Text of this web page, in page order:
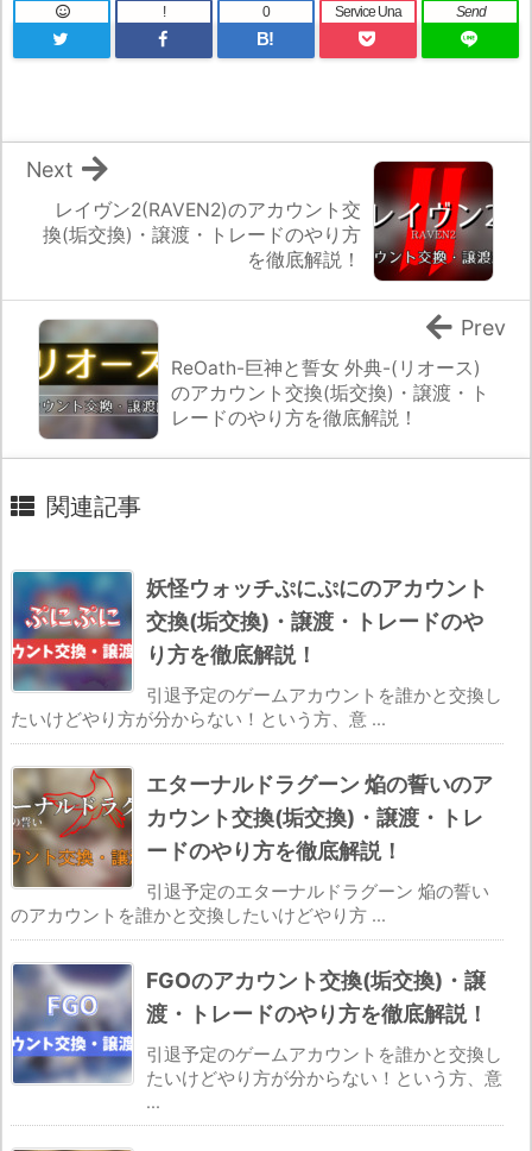
!
B!
0 Service Una Send
レイヴン2(RAVEN2)のアカウント交
換(垢交換)・譲渡・トレードのやり方
を徹底解説！
Next
ReOath-巨神と誓女 外典-(リオース)
のアカウント交換(垢交換)・譲渡・ト
レードのやり方を徹底解説！
Prev
関連記事
妖怪ウォッチぷにぷにのアカウント
交換(垢交換)・譲渡・トレードのや
り方を徹底解説！
引退予定のゲームアカウントを誰かと交換し
たいけどやり方が分からない！という方、意 ...
エターナルドラグーン 焔の誓いのア
カウント交換(垢交換)・譲渡・トレ
ードのやり方を徹底解説！
引退予定のエターナルドラグーン 焔の誓い
のアカウントを誰かと交換したいけどやり方 ...
FGOのアカウント交換(垢交換)・譲
渡・トレードのやり方を徹底解説！
引退予定のゲームアカウントを誰かと交換し
たいけどやり方が分からない！という方、意
...